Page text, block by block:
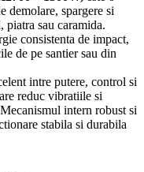
demolare, spargere si
piatra sau caramida.
consistenta de impact,
de pe santier sau din
intre putere, control si
reduc vibratiile si
intern robust si
stabila si durabila